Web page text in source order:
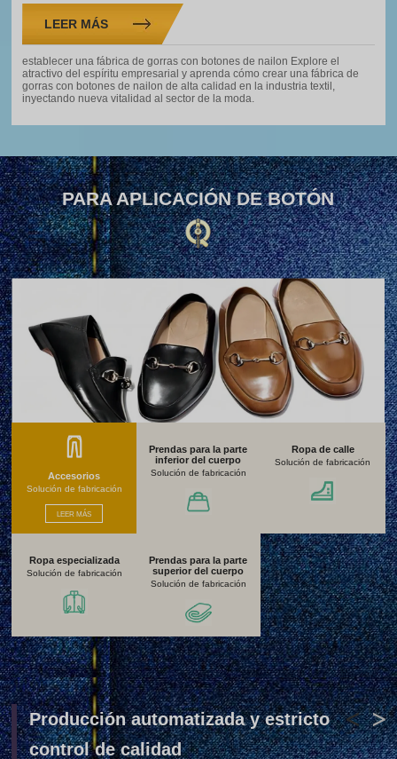
LEER MÁS
establecer una fábrica de gorras con botones de nailon Explore el
atractivo del espíritu empresarial y aprenda cómo crear una fábrica de
gorras con botones de nailon de alta calidad en la industria textil,
inyectando nueva vitalidad al sector de la moda.
PARA APLICACIÓN DE BOTÓN
Accesorios
Solución de fabricación
LEER MÁS
Prendas para la parte
inferior del cuerpo
Solución de fabricación
Ropa de calle
Solución de fabricación
Ropa especializada
Solución de fabricación
Prendas para la parte
superior del cuerpo
Solución de fabricación
Producción automatizada y estricto
control de calidad